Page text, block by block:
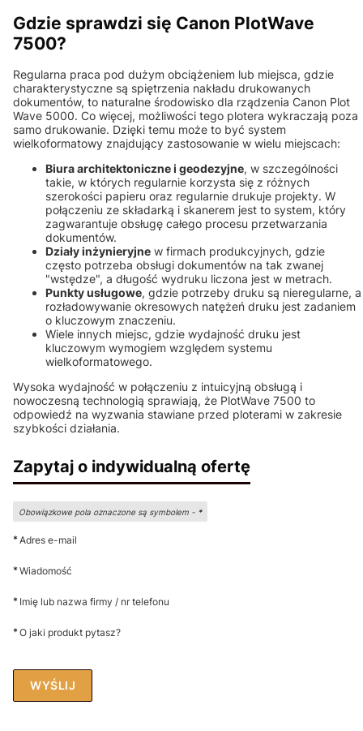
Gdzie sprawdzi się Canon PlotWave
7500?
Regularna praca pod dużym obciążeniem lub miejsca, gdzie
charakterystyczne są spiętrzenia nakładu drukowanych
dokumentów, to naturalne środowisko dla rządzenia Canon Plot
Wave 5000. Co więcej, możliwości tego plotera wykraczają poza
samo drukowanie. Dzięki temu może to być system
wielkoformatowy znajdujący zastosowanie w wielu miejscach:
Biura architektoniczne i geodezyjne, w szczególności
takie, w których regularnie korzysta się z różnych
szerokości papieru oraz regularnie drukuje projekty. W
połączeniu ze składarką i skanerem jest to system, który
zagwarantuje obsługę całego procesu przetwarzania
dokumentów.
Działy inżynieryjne w firmach produkcyjnych, gdzie
często potrzeba obsługi dokumentów na tak zwanej
"wstędze", a długość wydruku liczona jest w metrach.
Punkty usługowe, gdzie potrzeby druku są nieregularne, a
rozładowywanie okresowych natężeń druku jest zadaniem
o kluczowym znaczeniu.
Wiele innych miejsc, gdzie wydajność druku jest
kluczowym wymogiem względem systemu
wielkoformatowego.
Wysoka wydajność w połączeniu z intuicyjną obsługą i
nowoczesną technologią sprawiają, że PlotWave 7500 to
odpowiedź na wyzwania stawiane przed ploterami w zakresie
szybkości działania.
Zapytaj o indywidualną ofertę
Obowiązkowe pola oznaczone są symbolem - *
*Adres e-mail
*Wiadomość
* Imię lub nazwa firmy / nr telefonu
*O jaki produkt pytasz?
WYŚLIJ